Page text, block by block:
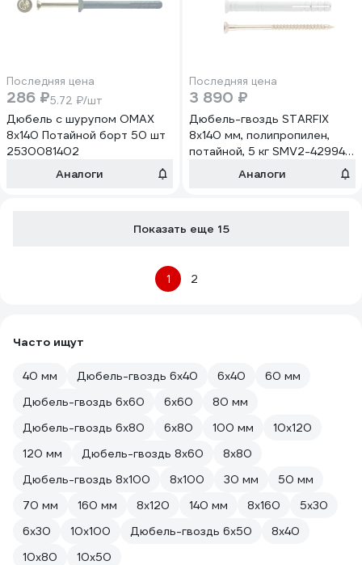
Последняя цена
286 ₽5.72 ₽/шт
Дюбель с шурупом OMAX
8х140 Потайной борт 50 шт
2530081402
Аналоги
Последняя цена
3 890 ₽
Дюбель-гвоздь STARFIX
8x140 мм, полипропилен,
потайной, 5 кг SMV2-42994-
Аналоги
Показать еще 15
1 2
Часто ищут
40 мм Дюбель-гвоздь 6х40 6х40
60 мм
Дюбель-гвоздь 6х60
6х60
80 мм
Дюбель-гвоздь 6х80
6х80 100 мм
10х120
120 мм
Дюбель-гвоздь 8х60
8х80
Дюбель-гвоздь 8х100
8х100 30 мм
50 мм
70 мм
160 мм 8х120 140 мм 8х160
5х30
6х30
10х100 Дюбель-гвоздь 6х50
8х40
10х80
10х50